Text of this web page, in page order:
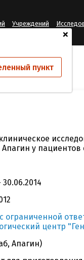
+
пункт
Учреждений
Апагин у
30.06.2014
ограниченной
центр
Апагин)